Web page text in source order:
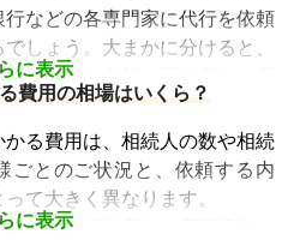
の実績が多数ある士業を選ぶこ
間違いのない相続手続きのた
になります。
イドでは、相続手続きに強い経
門家選びでお困りの方は、まず
からお問合せください。
きが大変と言われるのは、その
多さにあります。加えて役所
向くことも多いことから時間も
。専門家に任せればそういっ
に減らすことができます。
に表示
などの各専門家に代行を依頼
しょう。大まかに分けると、
相続手続き全般は司法書士、戸
貯金口座・車などの名義変更
場合は行政書士、相続税申告
討は税理士、相続人の間で争い
ている場合は弁護士というよ
むのがベストです。
費用の相場はいくら？
に表示
る費用は、相続人の数や相続
ごとのご状況と、依頼する内
て大きく異なります。
として、行政書士に戸籍収集を